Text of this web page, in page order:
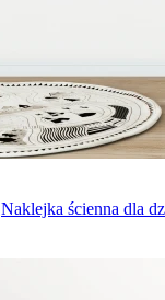
Naklejka ścienna dla